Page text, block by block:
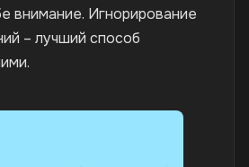
внимание. Игнорирование
– лучший способ